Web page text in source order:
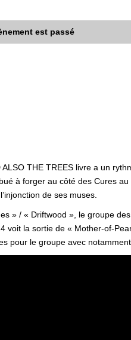
est passé
THE TREES livre a un
à forger au côté des Cures
de ses muses.
» / « Driftwood », le groupe
la sortie de « Mother-of-
pour le groupe avec